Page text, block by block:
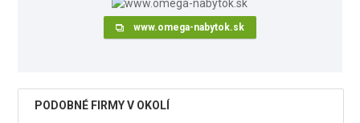
www.omega-nabytok.sk
PODOBNÉ FIRMY V OKOLÍ